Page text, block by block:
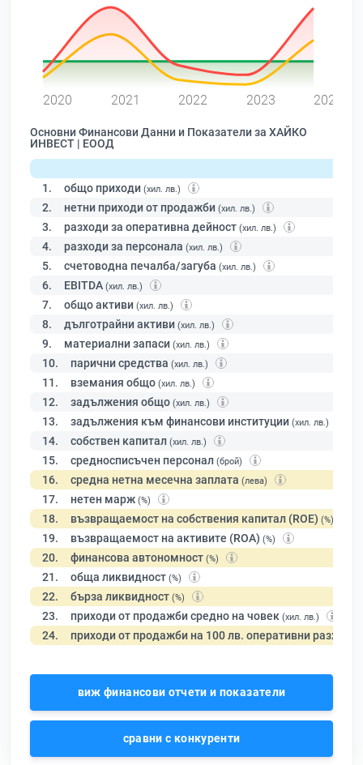
2020 2021 2022 2023 2024
Основни Финансови Данни и Показатели за ХАЙКО
ИНВЕСТ | ЕООД
1. общо приходи (хил. лв.)
2. нетни приходи от продажби (хил. лв.)
3. разходи за оперативна дейност (хил. лв.)
4. разходи за персонала (хил. лв.)
5. счетоводна печалба/загуба (хил. лв.)
6. EBITDA (хил. лв.)
7. общо активи (хил. лв.)
8. дълготрайни активи (хил. лв.)
9. материални запаси (хил. лв.)
10. парични средства (хил. лв.)
11. вземания общо (хил. лв.)
12. задължения общо (хил. лв.)
13. задължения към финансови институции (хил. лв.)
14. собствен капитал (хил. лв.)
15. средносписъчен персонал (брой)
16. средна нетна месечна заплата (лева)
17. нетен марж (%)
18. възвращаемост на собствения капитал (ROE) (%)
19. възвращаемост на активите (ROA) (%)
20. финансова автономност (%)
21. обща ликвидност (%)
22. бърза ликвидност (%)
23. приходи от продажби средно на човек (хил. лв.)
24. приходи от продажби на 100 лв. оперативни разходи
виж финансови отчети и показатели
сравни с конкуренти